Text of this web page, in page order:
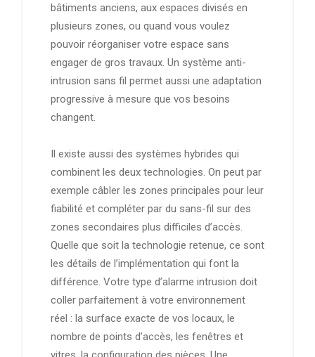
bâtiments anciens, aux espaces divisés en
plusieurs zones, ou quand vous voulez
pouvoir réorganiser votre espace sans
engager de gros travaux. Un système anti-
intrusion sans fil permet aussi une adaptation
progressive à mesure que vos besoins
changent.
Il existe aussi des systèmes hybrides qui
combinent les deux technologies. On peut par
exemple câbler les zones principales pour leur
fiabilité et compléter par du sans-fil sur des
zones secondaires plus difficiles d’accès.
Quelle que soit la technologie retenue, ce sont
les détails de l’implémentation qui font la
différence. Votre type d’alarme intrusion doit
coller parfaitement à votre environnement
réel : la surface exacte de vos locaux, le
nombre de points d’accès, les fenêtres et